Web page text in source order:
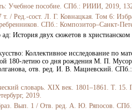
Учебное пособие. СПб.: РИИИ, 2019,
/ Ред.-сост. Л. Г. Ковнацкая. Том 6:
СПб.: Композитор–Санкт-
ад: История двух сюжетов в
Коллективное исследование по
180-летию со дня рождения М. П.
отв. ред. И. В. Мациевский.
словарь. XIX век. 1801–1861. Т. 15.
2019.
Вып. 1 / Отв. ред. А. Ю. Ряпосов.